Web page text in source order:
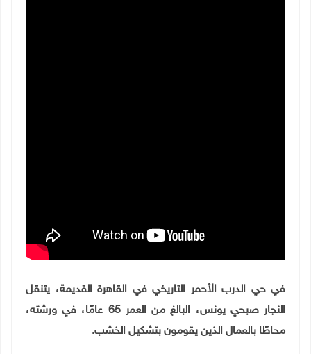
في حي الدرب الأحمر التاريخي في القاهرة القديمة، يتنقل
النجار صبحي يونس، البالغ من العمر 65 عامًا، في ورشته،
محاطًا بالعمال الذين يقومون بتشكيل الخشب.